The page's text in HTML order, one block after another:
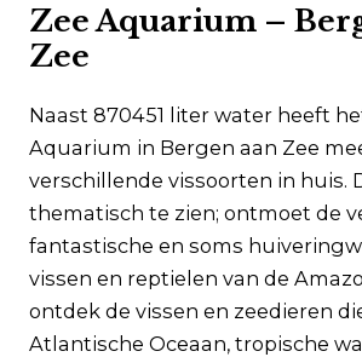
Zee Aquarium –
Zee
Naast 870451 liter water heeft
Aquarium in Bergen aan Zee
verschillende vissoorten in huis.
thematisch te zien; ontmoet de
fantastische en soms
vissen en reptielen van de
ontdek de vissen en zeedieren
Atlantische Oceaan, tropische